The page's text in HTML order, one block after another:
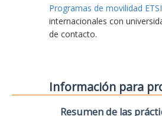
Programas de movilidad
internacionales con
de contacto.
Información para
Resumen de las